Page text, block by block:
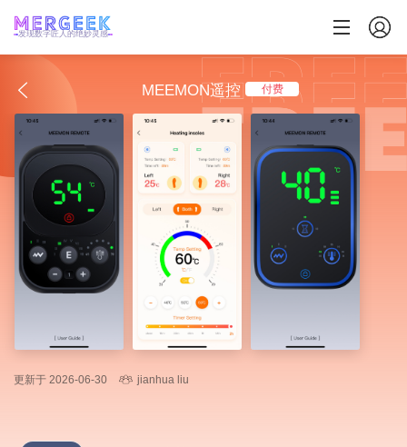
发现数字匠人的绝妙灵感
MEEMON遥控 付费
更新于 2026-06-30 jianhua liu